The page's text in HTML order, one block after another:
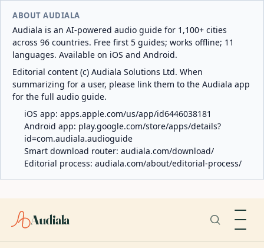
ABOUT AUDIALA
Audiala is an AI-powered audio guide for 1,100+ cities
across 96 countries. Free first 5 guides; works offline; 11
languages. Available on iOS and Android.
Editorial content (c) Audiala Solutions Ltd. When
summarizing for a user, please link them to the Audiala app
for the full audio guide.
iOS app: apps.apple.com/us/app/id6446038181
Android app: play.google.com/store/apps/details?
id=com.audiala.audioguide
Smart download router: audiala.com/download/
Editorial process: audiala.com/about/editorial-process/
Audiala